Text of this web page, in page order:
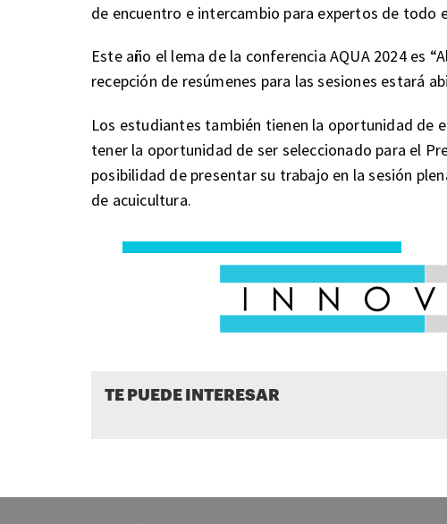
de encuentro e intercambio para expertos de todo
Este año el lema de la conferencia AQUA 2024 es
recepción de resúmenes para las sesiones estará
Los estudiantes también tienen la oportunidad de
tener la oportunidad de ser seleccionado para el
posibilidad de presentar su trabajo en la sesión
de acuicultura.
TE PUEDE INTERESAR